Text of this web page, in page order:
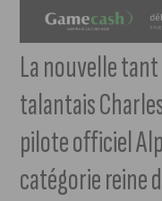
La nouvelle
talantais
pilote officiel
catégorie reine